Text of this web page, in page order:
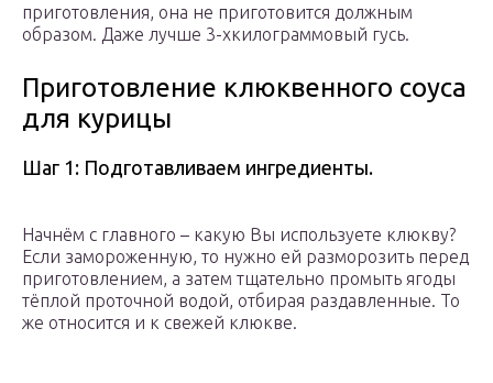
приготовления, она не приготовится должным
образом. Даже лучше 3-хкилограммовый гусь.
Приготовление клюквенного соуса
для курицы
Шаг 1: Подготавливаем ингредиенты.
Начнём с главного – какую Вы используете клюкву?
Если замороженную, то нужно ей разморозить перед
приготовлением, а затем тщательно промыть ягоды
тёплой проточной водой, отбирая раздавленные. То
же относится и к свежей клюкве.